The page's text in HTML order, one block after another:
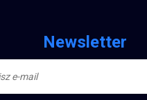
Newsletter